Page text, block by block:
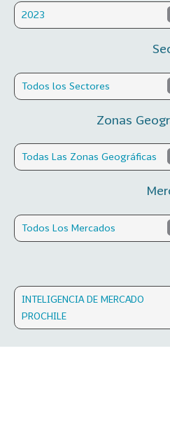
2023
Todos los Sectores
Zonas
Todas Las Zonas Geográficas
Todos Los Mercados
INTELIGENCIA DE MERCADO
PROCHILE